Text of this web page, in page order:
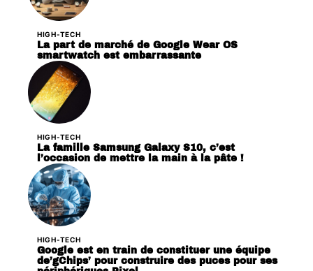
HIGH-TECH
La part de marché de Google Wear OS
smartwatch est embarrassante
HIGH-TECH
La famille Samsung Galaxy S10, c’est
l’occasion de mettre la main à la pâte !
HIGH-TECH
Google est en train de constituer une équipe
de’gChips’ pour construire des puces pour ses